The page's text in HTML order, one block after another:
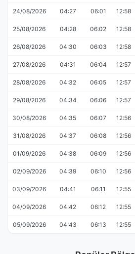
24/08/2026 04:27 06:01 12:58
25/08/2026 04:28 06:02 12:58
26/08/2026 04:30 06:03 12:58
27/08/2026 04:31 06:04 12:57
28/08/2026 04:32 06:05 12:57
29/08/2026 04:34 06:06 12:57
30/08/2026 04:35 06:07 12:56
31/08/2026 04:37 06:08 12:56
01/09/2026 04:38 06:09 12:56
02/09/2026 04:39 06:10 12:56
03/09/2026 04:41 06:11 12:55
04/09/2026 04:42 06:12 12:55
05/09/2026 04:43 06:13 12:55